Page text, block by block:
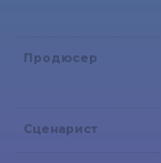
Продюсер
Сценарист